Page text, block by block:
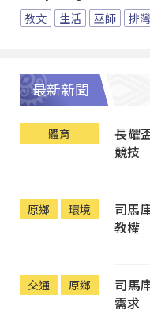
教文 生活 巫師 排
最新新聞
體育
長耀
競技
原鄉 環境
司馬
教權
交通 原鄉
司馬
需求